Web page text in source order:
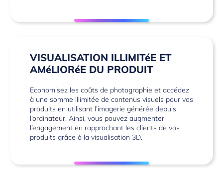
VISUALISATION ILLIMITéE ET
AMéLIORéE DU PRODUIT
Economisez les coûts de photographie et accédez
à une somme illimitée de contenus visuels pour vos
produits en utilisant l’imagerie générée depuis
l’ordinateur. Ainsi, vous pouvez augmenter
l’engagement en rapprochant les clients de vos
produits grâce à la visualisation 3D.